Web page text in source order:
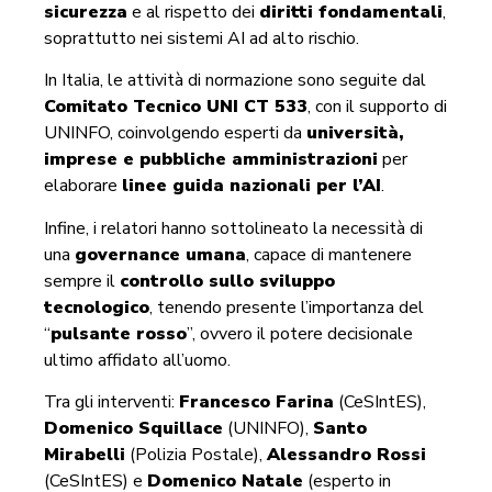
sicurezza e al rispetto dei diritti fondamentali,
soprattutto nei sistemi AI ad alto rischio.
In Italia, le attività di normazione sono seguite dal
Comitato Tecnico UNI CT 533, con il supporto di
UNINFO, coinvolgendo esperti da università,
imprese e pubbliche amministrazioni per
elaborare linee guida nazionali per l’AI.
Infine, i relatori hanno sottolineato la necessità di
una governance umana, capace di mantenere
sempre il controllo sullo sviluppo
tecnologico, tenendo presente l’importanza del
“pulsante rosso”, ovvero il potere decisionale
ultimo affidato all’uomo.
Tra gli interventi: Francesco Farina (CeSIntES),
Domenico Squillace (UNINFO), Santo
Mirabelli (Polizia Postale),Alessandro Rossi
(CeSIntES) e Domenico Natale (esperto in